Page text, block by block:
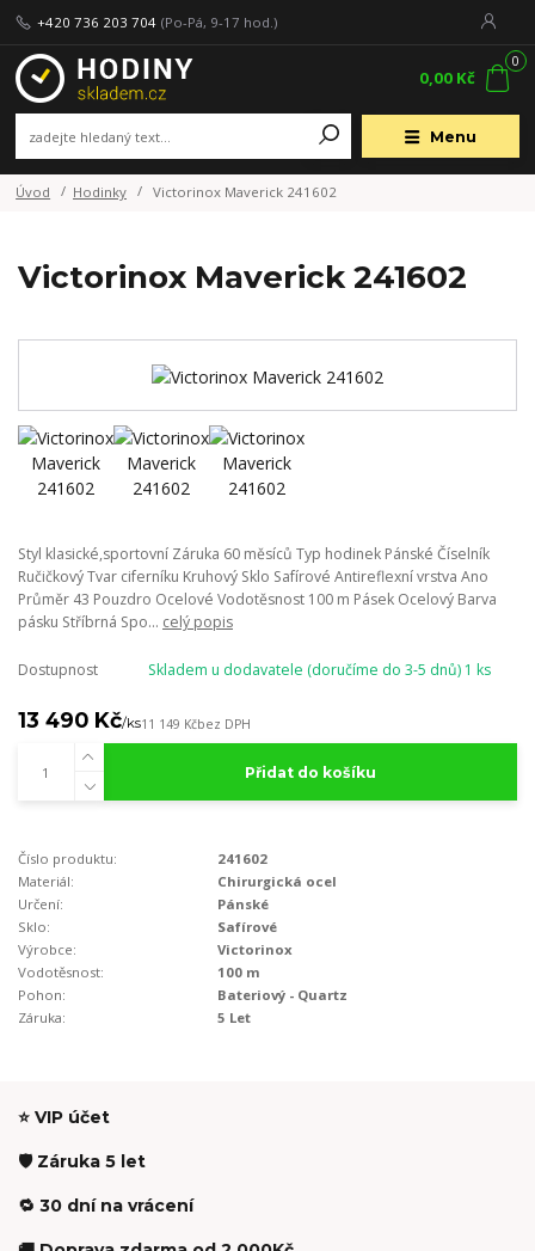
Menu
+420 736 203 704 (Po-Pá, 9-17 hod.)
0
0,00 Kč
Úvod Hodinky Victorinox Maverick 241602
Victorinox Maverick 241602
Styl klasické,sportovní Záruka 60 měsíců Typ hodinek Pánské Číselník
Ručičkový Tvar ciferníku Kruhový Sklo Safírové Antireflexní vrstva Ano
Průměr 43 Pouzdro Ocelové Vodotěsnost 100 m Pásek Ocelový Barva
pásku Stříbrná Spo... celý popis
Dostupnost Skladem u dodavatele (doručíme do 3-5 dnů) 1 ks
13 490 Kč/ks11 149 Kčbez DPH
Přidat do košíku
Číslo produktu:
241602
Materiál:
Chirurgická ocel
Určení:
Pánské
Sklo:
Safírové
Výrobce:
Victorinox
Vodotěsnost:
100 m
Pohon:
Bateriový - Quartz
Záruka:
5 Let
⭐ VIP účet
🛡️ Záruka 5 let
🔁 30 dní na vrácení